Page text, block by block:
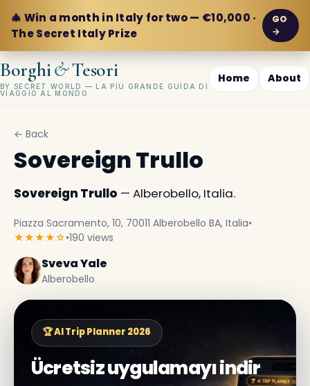
🎄 Win a month in Italy for two — €10,000 ·
The Secret Italy Prize
GO
→
Borghi&Tesori
BY SECRET WORLD — LA PIÙ GRANDE GUIDA DI
VIAGGIO AL MONDO
Home About
← Back
Sovereign Trullo
Sovereign Trullo — Alberobello, Italia.
Piazza Sacramento, 10, 70011 Alberobello BA, Italia•
★★★★☆•190 views
Sveva Yale
Alberobello
🏆 AI Trip Planner 2026
Ücretsiz uygulamayı indir